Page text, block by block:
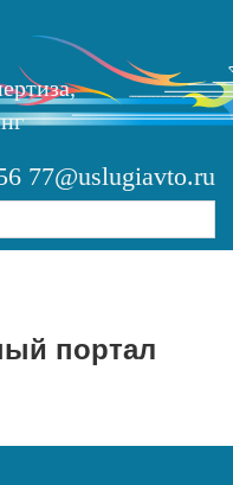
77@uslugiavto.ru
портал